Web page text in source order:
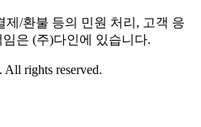
제/환불 등의 민원 처리, 고객 응
은 (주)다인에 있습니다.
rights reserved.